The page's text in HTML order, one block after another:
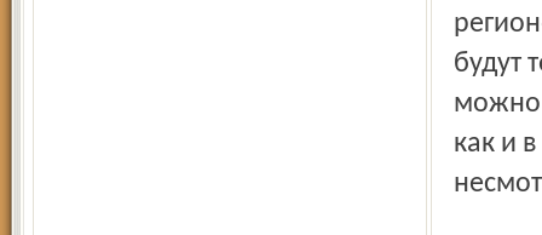
будут
можно
как и